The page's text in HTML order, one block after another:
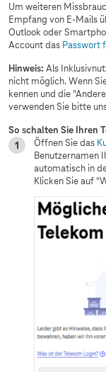
Um weiteren
Empfang von E-Mails
Outlook oder
Account das Passwort
Hinweis: Als
nicht möglich. Wenn
kennen und die
verwenden Sie bitte
So schalten Sie Ihren
Öffnen Sie das
Benutzernamen
automatisch in
Klicken Sie auf